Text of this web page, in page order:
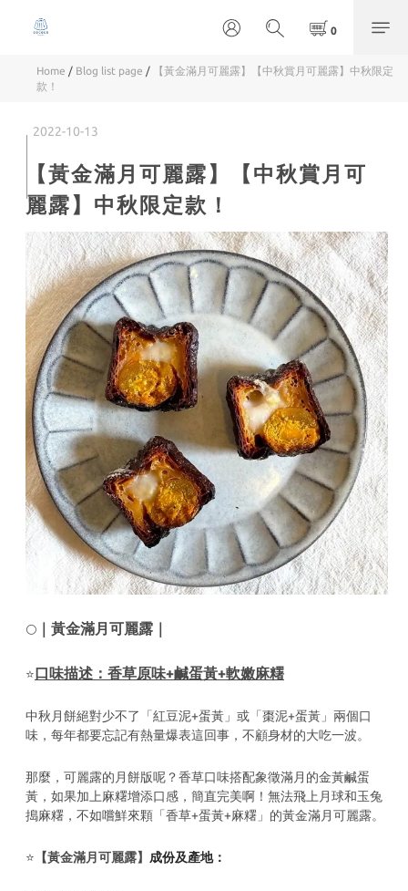
Home / Blog list page /
【黃金滿月可麗露】【中秋賞月可麗露】中秋限定
款！
2022-10-13
【黃金滿月可麗露】【中秋賞月可
麗露】中秋限定款！
🌕 ｜黃金滿月可麗露｜
⭐️口味描述：香草原味+鹹蛋黃+軟嫩麻糬
中秋月餅絕對少不了「紅豆泥+蛋黃」或「棗泥+蛋黃」兩個口
味，每年都要忘記有熱量爆表這回事，不顧身材的大吃一波。
那麼，可麗露的月餅版呢？香草口味搭配象徵滿月的金黃鹹蛋
黃，如果加上麻糬增添口感，簡直完美啊！無法飛上月球和玉兔
搗麻糬，不如嚐鮮來顆「香草+蛋黃+麻糬」的黃金滿月可麗露。
⭐️ 【黃金滿月可麗露】 成份及產地：